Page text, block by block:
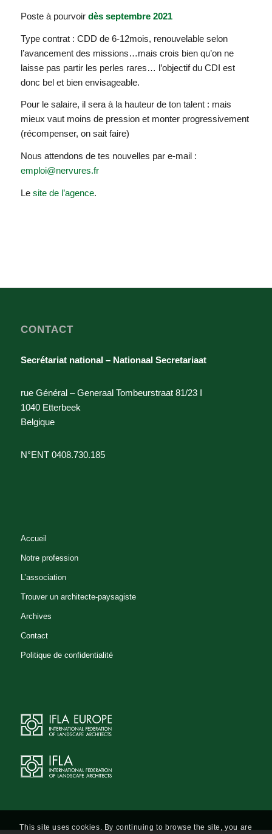
Poste à pourvoir dès septembre 2021
Type contrat : CDD de 6-12mois, renouvelable selon
l’avancement des missions…mais crois bien qu’on ne
laisse pas partir les perles rares… l’objectif du CDI est
donc bel et bien envisageable.
Pour le salaire, il sera à la hauteur de ton talent : mais
mieux vaut moins de pression et monter progressivement
(récompenser, on sait faire)
Nous attendons de tes nouvelles par e-mail :
emploi@nervures.fr
Le site de l’agence.
CONTACT
Secrétariat national – Nationaal Secretariaat
rue Général – Generaal Tombeurstraat 81/23 I
1040 Etterbeek
Belgique
N°ENT 0408.730.185
Accueil
Notre profession
L’association
Trouver un architecte-paysagiste
Archives
Contact
Politique de confidentialité
This site uses cookies. By continuing to browse the site, you are